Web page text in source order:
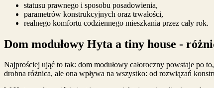
statusu prawnego i sposobu posadowienia,
parametrów konstrukcyjnych oraz trwałości,
realnego komfortu codziennego mieszkania przez cały rok.
Dom modułowy Hyta a tiny house -
Najprościej ująć to tak: dom modułowy całoroczny powstaje po
drobna różnica, ale ona wpływa na wszystko: od rozwiązań